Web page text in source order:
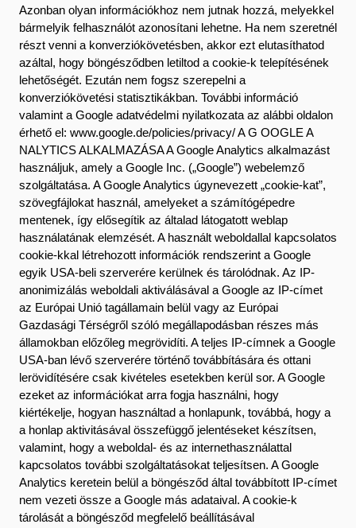
Azonban olyan információkhoz nem jutnak hozzá, melyekkel
bármelyik felhasználót azonosítani lehetne. Ha nem szeretnél
részt venni a konverziókövetésben, akkor ezt elutasíthatod
azáltal, hogy böngésződben letiltod a cookie-k telepítésének
lehetőségét. Ezután nem fogsz szerepelni a
konverziókövetési statisztikákban. További információ
valamint a Google adatvédelmi nyilatkozata az alábbi oldalon
érhető el: www.google.de/policies/privacy/ A G OOGLE A
NALYTICS ALKALMAZÁSA A Google Analytics alkalmazást
használjuk, amely a Google Inc. („Google”) webelemző
szolgáltatása. A Google Analytics úgynevezett „cookie-kat”,
szövegfájlokat használ, amelyeket a számítógépedre
mentenek, így elősegítik az általad látogatott weblap
használatának elemzését. A használt weboldallal kapcsolatos
cookie-kkal létrehozott információk rendszerint a Google
egyik USA-beli szerverére kerülnek és tárolódnak. Az IP-
anonimizálás weboldali aktiválásával a Google az IP-címet
az Európai Unió tagállamain belül vagy az Európai
Gazdasági Térségről szóló megállapodásban részes más
államokban előzőleg megrövidíti. A teljes IP-címnek a Google
USA-ban lévő szerverére történő továbbítására és ottani
lerövidítésére csak kivételes esetekben kerül sor. A Google
ezeket az információkat arra fogja használni, hogy
kiértékelje, hogyan használtad a honlapunk, továbbá, hogy a
a honlap aktivitásával összefüggő jelentéseket készítsen,
valamint, hogy a weboldal- és az internethasználattal
kapcsolatos további szolgáltatásokat teljesítsen. A Google
Analytics keretein belül a böngésződ által továbbított IP-címet
nem vezeti össze a Google más adataival. A cookie-k
tárolását a böngésződ megfelelő beállításával